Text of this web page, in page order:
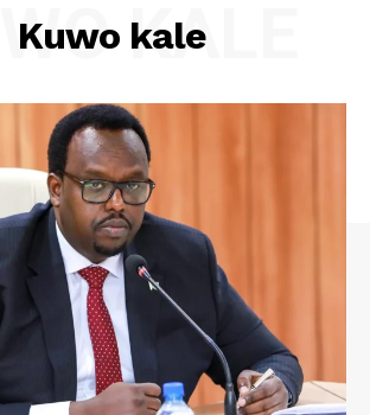
Kuwo kale
KALE